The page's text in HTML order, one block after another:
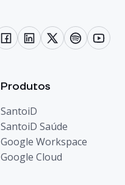
Produtos
SantoiD
SantoiD Saúde
Google Workspace
Google Cloud